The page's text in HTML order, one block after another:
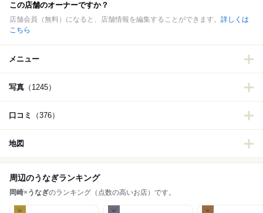
この店舗のオーナーですか？
店舗会員（無料）になると、店舗情報を編集することができます。 詳しくは
こちら
メニュー
写真 （1245）
口コミ （376）
地図
周辺のうなぎランキング
岡崎× うなぎのランキング（点数の高いお店）です。